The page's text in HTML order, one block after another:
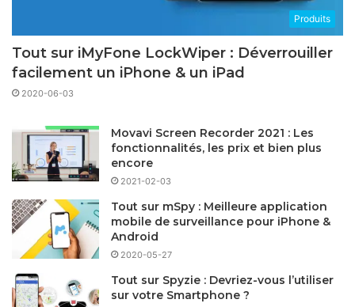
Produits
Tout sur iMyFone LockWiper : Déverrouiller
facilement un iPhone & un iPad
2020-06-03
Movavi Screen Recorder 2021 : Les
fonctionnalités, les prix et bien plus
encore
2021-02-03
Tout sur mSpy : Meilleure application
mobile de surveillance pour iPhone &
Android
2020-05-27
Tout sur Spyzie : Devriez-vous l’utiliser
sur votre Smartphone ?